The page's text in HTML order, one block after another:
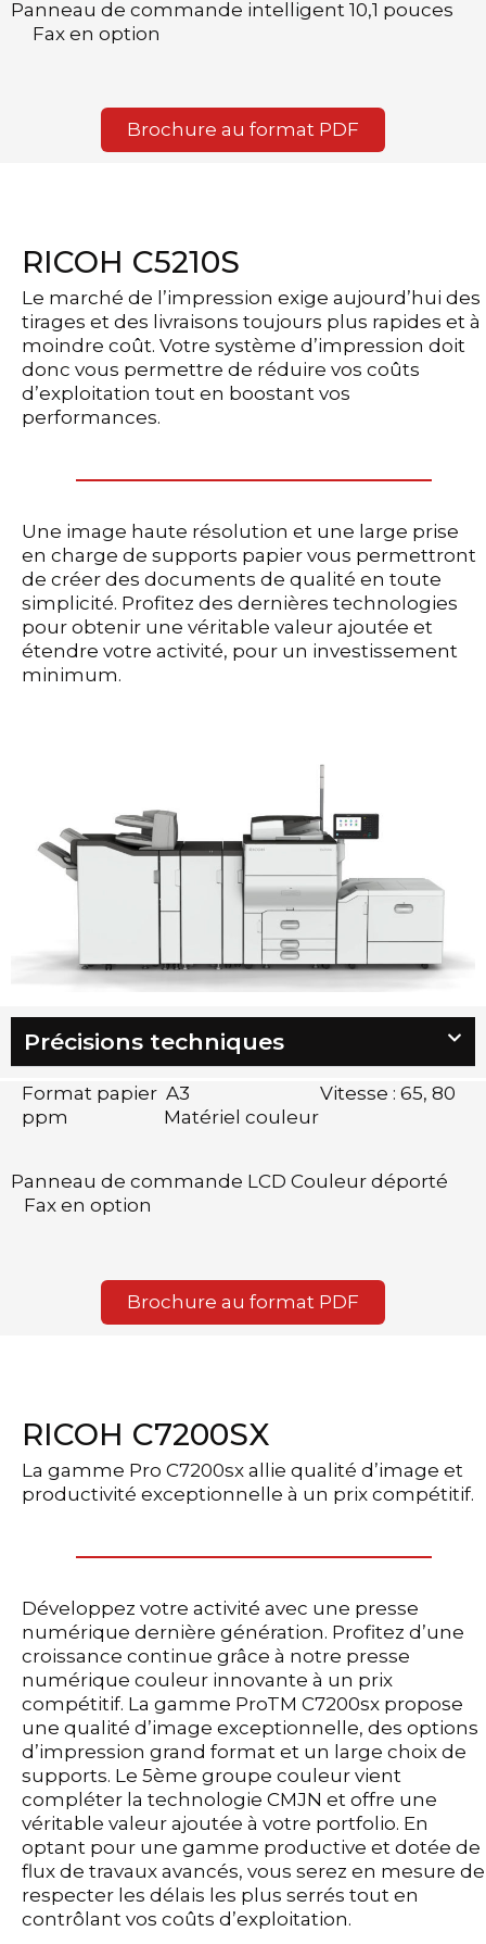
Panneau de commande intelligent 10,1 pouces
Fax en option
Brochure au format PDF
RICOH C5210S
Le marché de l’impression exige aujourd’hui des
tirages et des livraisons toujours plus rapides et à
moindre coût. Votre système d’impression doit
donc vous permettre de réduire vos coûts
d’exploitation tout en boostant vos
performances.
Une image haute résolution et une large prise
en charge de supports papier vous permettront
de créer des documents de qualité en toute
simplicité. Profitez des dernières technologies
pour obtenir une véritable valeur ajoutée et
étendre votre activité, pour un investissement
minimum.
Précisions techniques
Format papier A3 Vitesse : 65, 80
ppm Matériel couleur
Panneau de commande LCD Couleur déporté
Fax en option
Brochure au format PDF
RICOH C7200SX
La gamme Pro C7200sx allie qualité d’image et
productivité exceptionnelle à un prix compétitif.
Développez votre activité avec une presse
numérique dernière génération. Profitez d’une
croissance continue grâce à notre presse
numérique couleur innovante à un prix
compétitif. La gamme ProTM C7200sx propose
une qualité d’image exceptionnelle, des options
d’impression grand format et un large choix de
supports. Le 5ème groupe couleur vient
compléter la technologie CMJN et offre une
véritable valeur ajoutée à votre portfolio. En
optant pour une gamme productive et dotée de
flux de travaux avancés, vous serez en mesure de
respecter les délais les plus serrés tout en
contrôlant vos coûts d’exploitation.